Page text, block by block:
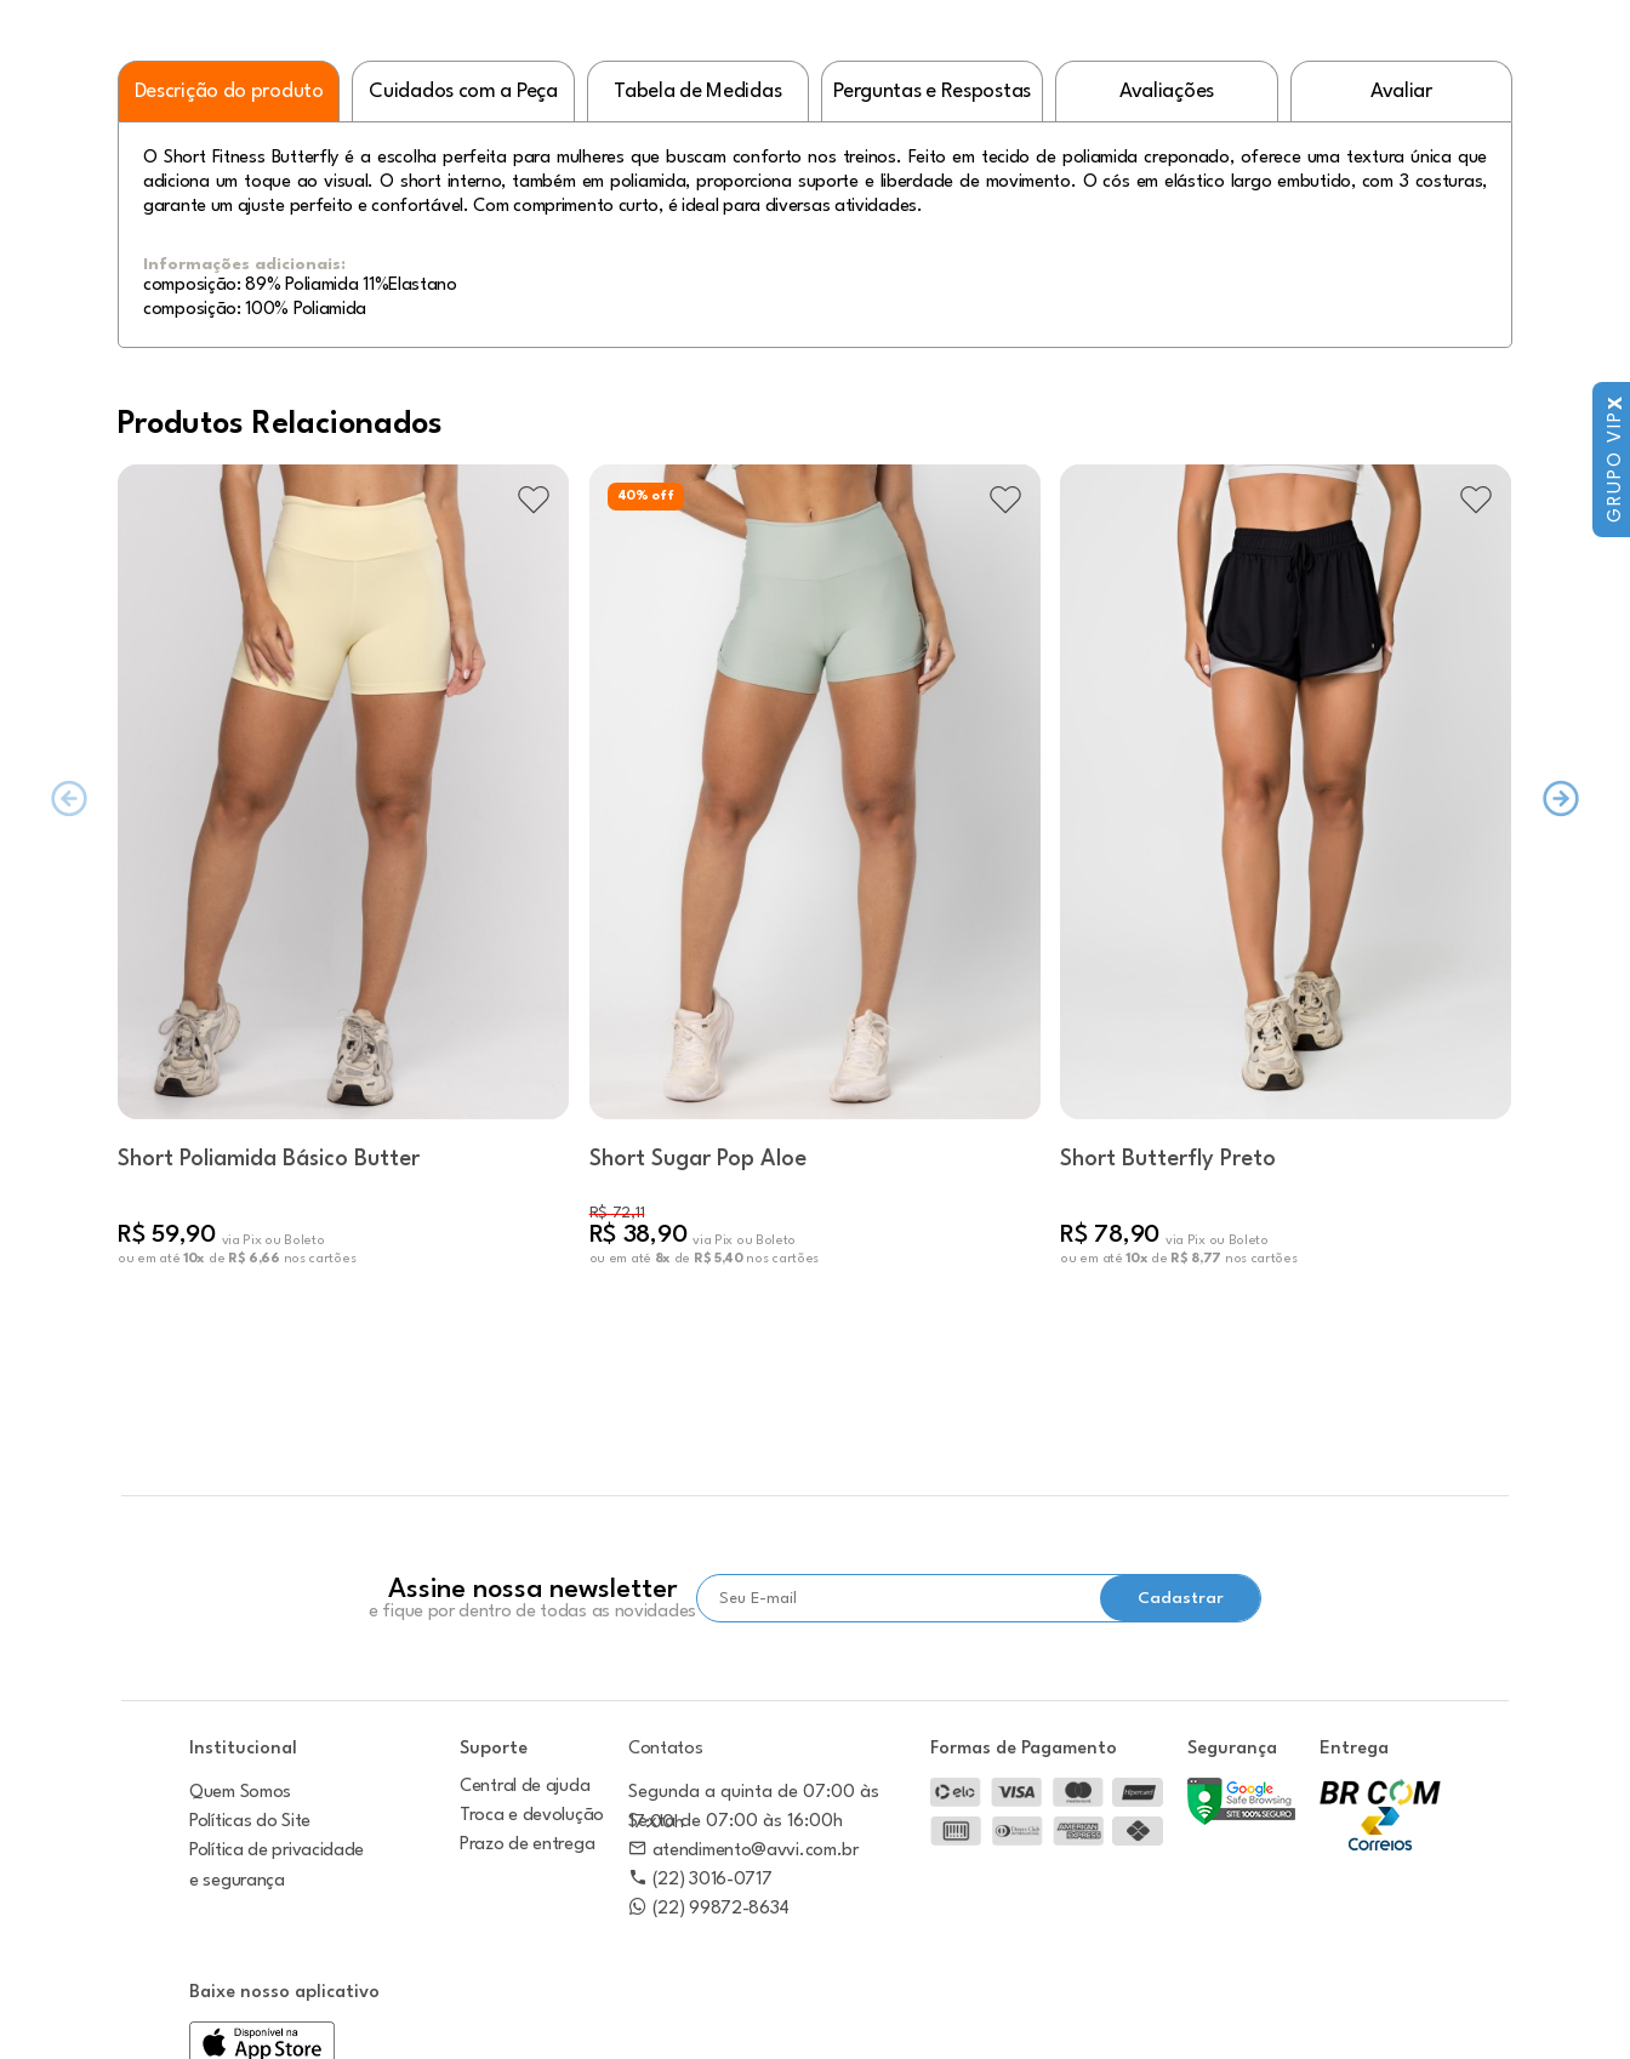
Descrição do produto Cuidados com a Peça Tabela de Medidas Perguntas e Respostas Avaliações Avaliar
O Short Fitness Butterfly é a escolha perfeita para mulheres que buscam conforto nos treinos. Feito em tecido de poliamida creponado, oferece uma textura única que
adiciona um toque ao visual. O short interno, também em poliamida, proporciona suporte e liberdade de movimento. O cós em elástico largo embutido, com 3 costuras,
garante um ajuste perfeito e confortável. Com comprimento curto, é ideal para diversas atividades.
Informações adicionais:
composição: 89% Poliamida 11%Elastano
composição: 100% Poliamida
Produtos Relacionados
Short Poliamida Básico Butter
R$ 59,90 via Pix ou Boleto
ou em até 10x de R$ 6,66 nos cartões
40% off
Short Sugar Pop Aloe
R$ 72,11
R$ 38,90 via Pix ou Boleto
ou em até 8x de R$ 5,40nos cartões
Short Butterfly Preto
R$ 78,90 via Pix ou Boleto
ou em até10x de R$ 8,77 nos cartões
% off
Assine nossa newsletter
e fique por dentro de todas as novidades
Cadastrar
Institucional
Quem Somos
Políticas do Site
Política de privacidade
e segurança
Suporte
Central de ajuda
Troca e devolução
Prazo de entrega
Contatos
Segunda a quinta de 07:00 às
17:00h
Sexta de 07:00 às 16:00h
atendimento@avvi.com.br
(22) 3016-0717
(22) 99872-8634
Formas de Pagamento Segurança Entrega
Baixe nosso aplicativo
GRUPO VIP
X